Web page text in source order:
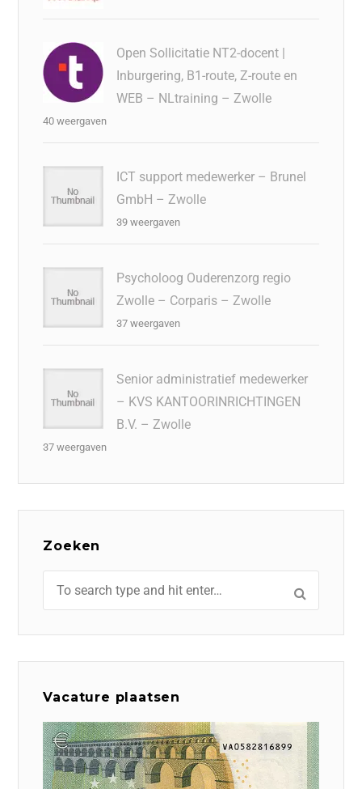
Open Sollicitatie NT2-docent |
Inburgering, B1-route, Z-route en
WEB – NLtraining – Zwolle
40 weergaven
ICT support medewerker – Brunel
GmbH – Zwolle
39 weergaven
Psycholoog Ouderenzorg regio
Zwolle – Corparis – Zwolle
37 weergaven
Senior administratief medewerker
– KVS KANTOORINRICHTINGEN
B.V. – Zwolle
37 weergaven
Zoeken
Vacature plaatsen